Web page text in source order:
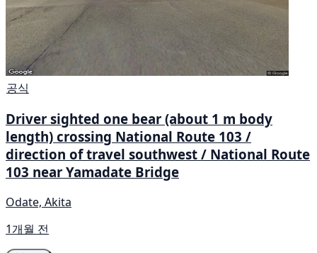
공식
Driver sighted one bear (about 1 m body
length) crossing National Route 103 /
direction of travel southwest / National Route
103 near Yamadate Bridge
Odate, Akita
1개월 전